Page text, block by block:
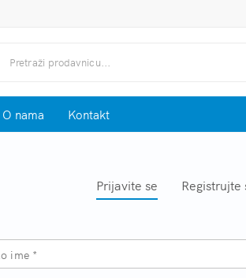
O nama Kontakt
Prijavite se Registrujte
ime *